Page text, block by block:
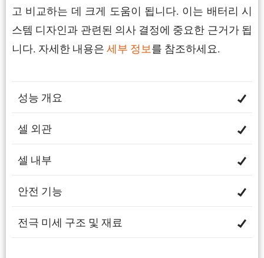
고 비교하는 데 크게 도움이 됩니다. 이는 배터리 시
스템 디자인과 관련된 의사 결정에 중요한 근거가 됩
니다. 자세한 내용은 세부 정보를 참조하세요.
성능 개요
셀 외관
셀 내부
안전 기능
전극 미세 구조 및 재료